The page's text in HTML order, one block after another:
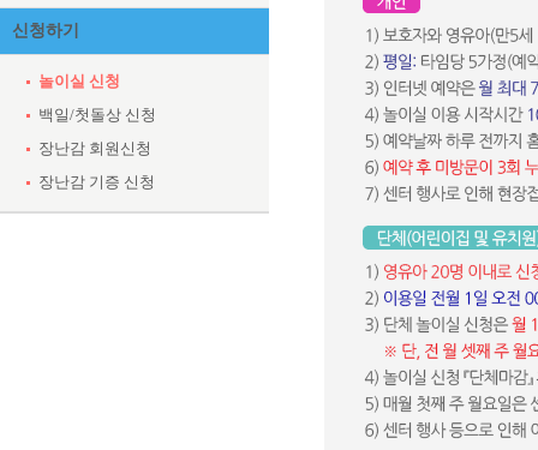
신청하기
놀이실 신청
백일/첫돌상 신청
장난감 회원신청
장난감 기증 신청